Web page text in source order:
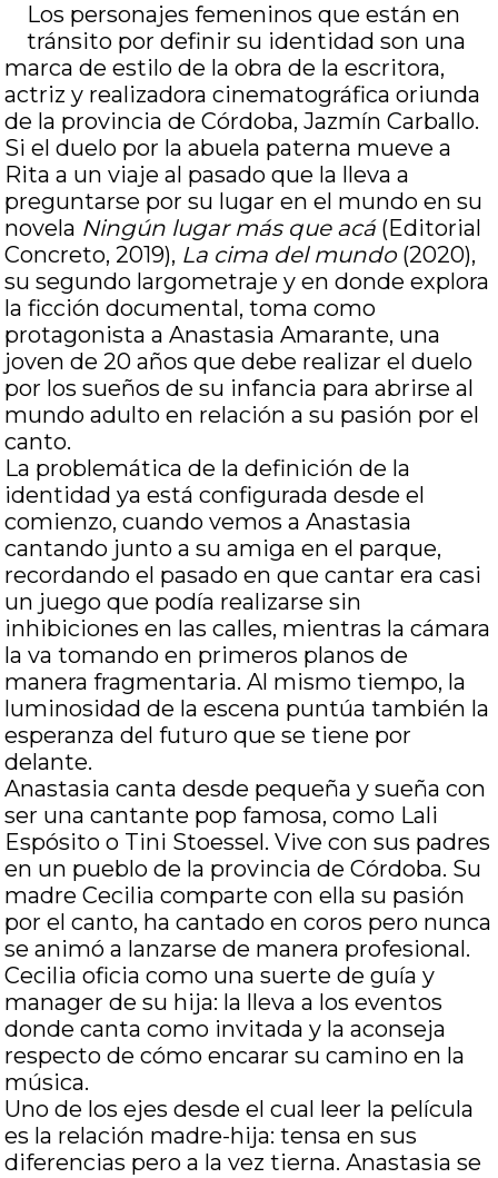
Los personajes femeninos que están en
tránsito por definir su identidad son una
marca de estilo de la obra de la escritora,
actriz y realizadora cinematográfica oriunda
de la provincia de Córdoba, Jazmín Carballo.
Si el duelo por la abuela paterna mueve a
Rita a un viaje al pasado que la lleva a
preguntarse por su lugar en el mundo en su
novela Ningún lugar más que acá (Editorial
Concreto, 2019), La cima del mundo(2020),
su segundo largometraje y en donde explora
la ficción documental, toma como
protagonista a Anastasia Amarante, una
joven de 20 años que debe realizar el duelo
por los sueños de su infancia para abrirse al
mundo adulto en relación a su pasión por el
canto.
La problemática de la definición de la
identidad ya está configurada desde el
comienzo, cuando vemos a Anastasia
cantando junto a su amiga en el parque,
recordando el pasado en que cantar era casi
un juego que podía realizarse sin
inhibiciones en las calles, mientras la cámara
la va tomando en primeros planos de
manera fragmentaria. Al mismo tiempo, la
luminosidad de la escena puntúa también la
esperanza del futuro que se tiene por
delante.
Anastasia canta desde pequeña y sueña con
ser una cantante pop famosa, como Lali
Espósito o Tini Stoessel. Vive con sus padres
en un pueblo de la provincia de Córdoba. Su
madre Cecilia comparte con ella su pasión
por el canto, ha cantado en coros pero nunca
se animó a lanzarse de manera profesional.
Cecilia oficia como una suerte de guía y
manager de su hija: la lleva a los eventos
donde canta como invitada y la aconseja
respecto de cómo encarar su camino en la
música.
Uno de los ejes desde el cual leer la película
es la relación madre-hija: tensa en sus
diferencias pero a la vez tierna. Anastasia se